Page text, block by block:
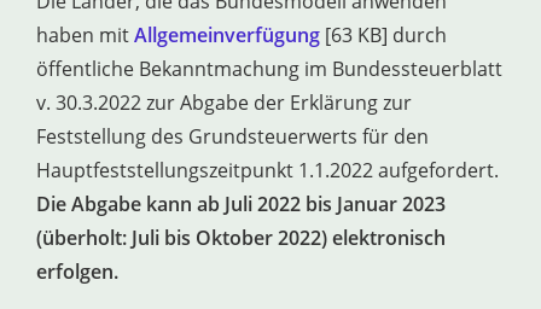
haben mitAllgemeinverfügung [63 KB] durch
öffentliche Bekanntmachung im Bundessteuerblatt
v. 30.3.2022 zur Abgabe der Erklärung zur
Feststellung des Grundsteuerwerts für den
Hauptfeststellungszeitpunkt 1.1.2022 aufgefordert.
Die Abgabe kann ab Juli 2022 bis Januar 2023
(überholt: Juli bis Oktober 2022) elektronisch
erfolgen.